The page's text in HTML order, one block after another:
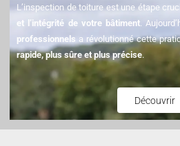
L’inspection de toiture est une étape
et l’intégrité de votre bâtiment .
professionnels a révolutionné cette
rapide, plus sûre et plus précise.
Découvrir